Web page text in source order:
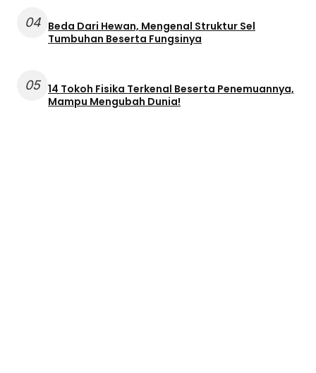
04 Beda Dari Hewan, Mengenal Struktur Sel
Tumbuhan Beserta Fungsinya
05 14 Tokoh Fisika Terkenal Beserta Penemuannya,
Mampu Mengubah Dunia!